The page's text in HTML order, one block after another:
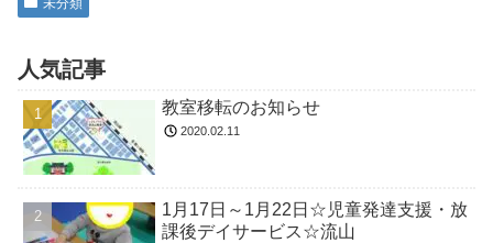
未分類
人気記事
教室移転のお知らせ
2020.02.11
1月17日～1月22日☆児童発達支援・放
課後デイサービス☆流山